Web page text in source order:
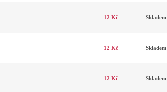
12 Kč Skladem
12 Kč Skladem
12 Kč Skladem